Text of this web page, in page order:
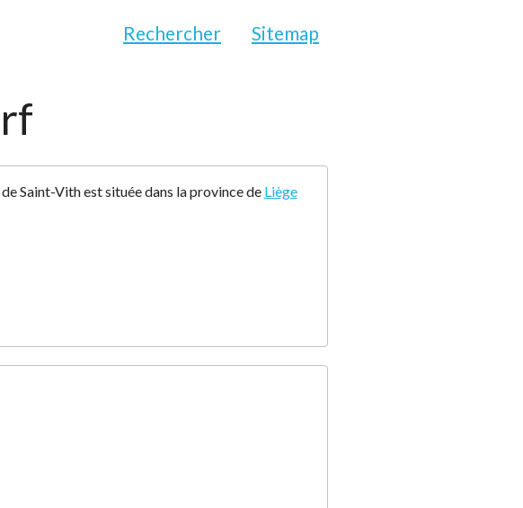
Rechercher Sitemap
de Saint-Vith est située dans la province de Liège